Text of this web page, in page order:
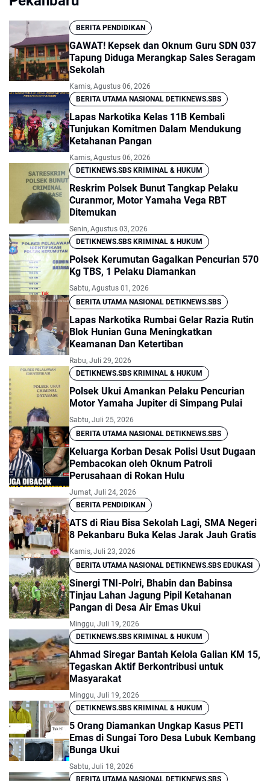
BERITA PENDIDIKAN
GAWAT! Kepsek dan Oknum Guru SDN 037
Tapung Diduga Merangkap Sales Seragam
Sekolah
Kamis, Agustus 06, 2026
BERITA UTAMA NASIONAL DETIKNEWS.SBS
Lapas Narkotika Kelas 11B Kembali
Tunjukan Komitmen Dalam Mendukung
Ketahanan Pangan
Kamis, Agustus 06, 2026
DETIKNEWS.SBS KRIMINAL & HUKUM
Reskrim Polsek Bunut Tangkap Pelaku
Curanmor, Motor Yamaha Vega RBT
Ditemukan
Senin, Agustus 03, 2026
DETIKNEWS.SBS KRIMINAL & HUKUM
Polsek Kerumutan Gagalkan Pencurian 570
Kg TBS, 1 Pelaku Diamankan
Sabtu, Agustus 01, 2026
BERITA UTAMA NASIONAL DETIKNEWS.SBS
Lapas Narkotika Rumbai Gelar Razia Rutin
Blok Hunian Guna Meningkatkan
Keamanan Dan Ketertiban
Rabu, Juli 29, 2026
DETIKNEWS.SBS KRIMINAL & HUKUM
Polsek Ukui Amankan Pelaku Pencurian
Motor Yamaha Jupiter di Simpang Pulai
Sabtu, Juli 25, 2026
BERITA UTAMA NASIONAL DETIKNEWS.SBS
Keluarga Korban Desak Polisi Usut Dugaan
Pembacokan oleh Oknum Patroli
Perusahaan di Rokan Hulu
Jumat, Juli 24, 2026
BERITA PENDIDIKAN
ATS di Riau Bisa Sekolah Lagi, SMA Negeri
8 Pekanbaru Buka Kelas Jarak Jauh Gratis
Kamis, Juli 23, 2026
BERITA UTAMA NASIONAL DETIKNEWS.SBS EDUKASI
Sinergi TNI-Polri, Bhabin dan Babinsa
Tinjau Lahan Jagung Pipil Ketahanan
Pangan di Desa Air Emas Ukui
Minggu, Juli 19, 2026
DETIKNEWS.SBS KRIMINAL & HUKUM
Ahmad Siregar Bantah Kelola Galian KM 15,
Tegaskan Aktif Berkontribusi untuk
Masyarakat
Minggu, Juli 19, 2026
DETIKNEWS.SBS KRIMINAL & HUKUM
5 Orang Diamankan Ungkap Kasus PETI
Emas di Sungai Toro Desa Lubuk Kembang
Bunga Ukui
Sabtu, Juli 18, 2026
BERITA UTAMA NASIONAL DETIKNEWS.SBS